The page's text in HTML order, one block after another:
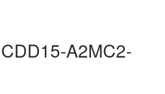
CDD15-A2MC2-